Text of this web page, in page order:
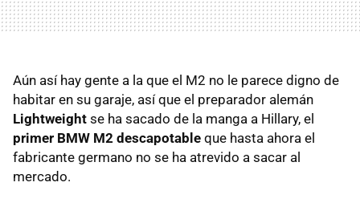
Aún así hay gente a la que el M2 no le parece digno de
habitar en su garaje, así que el preparador alemán
Lightweight se ha sacado de la manga a Hillary, el
primer BMW M2 descapotable que hasta ahora el
fabricante germano no se ha atrevido a sacar al
mercado.